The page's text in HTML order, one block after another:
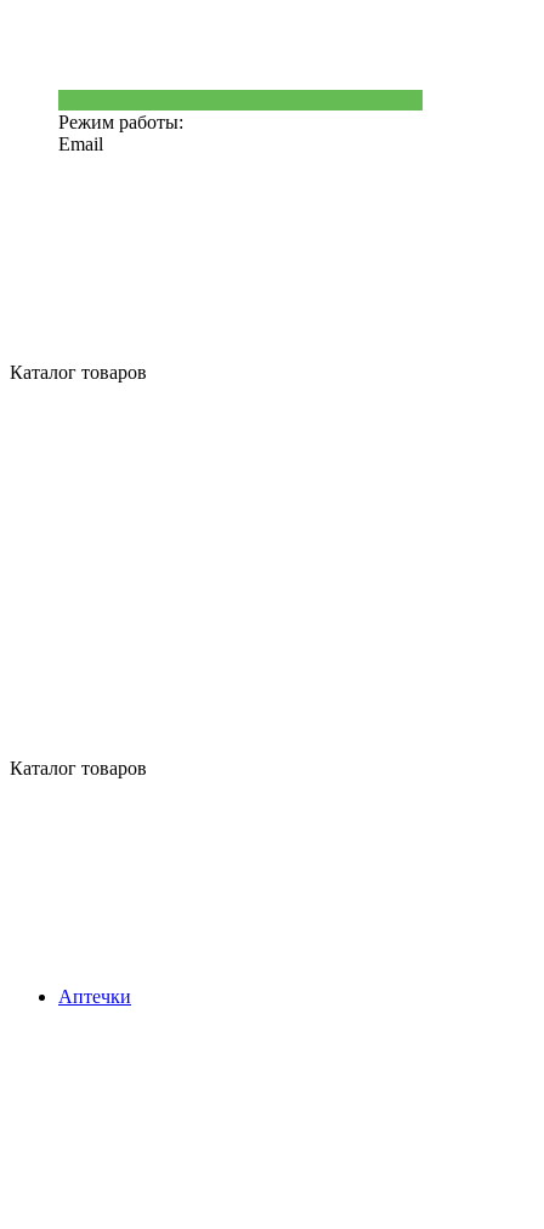
Режим работы:
Email
Каталог товаров
Каталог товаров
Аптечки